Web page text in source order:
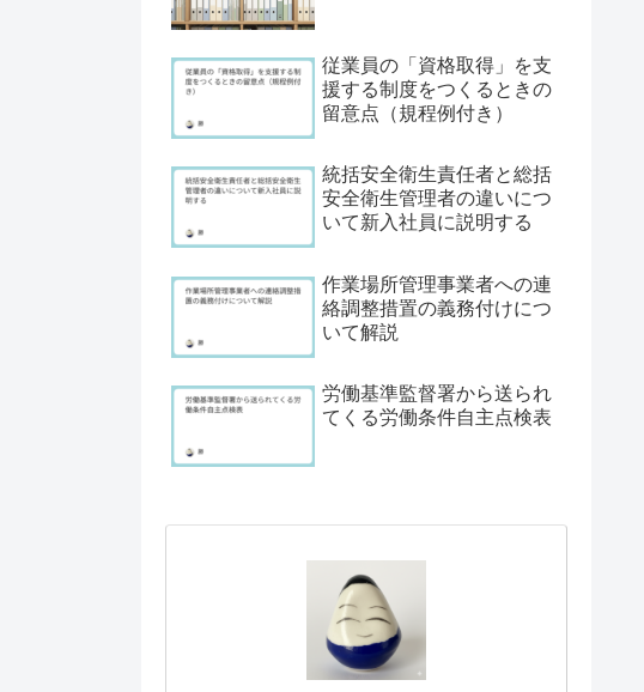
従業員の「資格取得」を支
援する制度をつくるときの
留意点（規程例付き）
統括安全衛生責任者と総括
安全衛生管理者の違いにつ
いて新入社員に説明する
作業場所管理事業者への連
絡調整措置の義務付けにつ
いて解説
労働基準監督署から送られ
てくる労働条件自主点検表